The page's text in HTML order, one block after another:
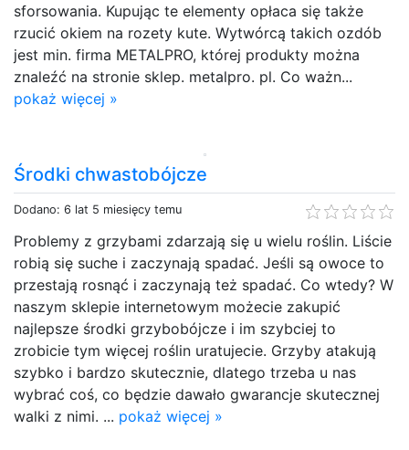
sforsowania. Kupując te elementy opłaca się także
rzucić okiem na rozety kute. Wytwórcą takich ozdób
jest min. firma METALPRO, której produkty można
znaleźć na stronie sklep. metalpro. pl. Co ważn...
pokaż więcej »
Środki chwastobójcze
Dodano: 6 lat 5 miesięcy temu
Problemy z grzybami zdarzają się u wielu roślin. Liście
robią się suche i zaczynają spadać. Jeśli są owoce to
przestają rosnąć i zaczynają też spadać. Co wtedy? W
naszym sklepie internetowym możecie zakupić
najlepsze środki grzybobójcze i im szybciej to
zrobicie tym więcej roślin uratujecie. Grzyby atakują
szybko i bardzo skutecznie, dlatego trzeba u nas
wybrać coś, co będzie dawało gwarancje skutecznej
walki z nimi. ... pokaż więcej »